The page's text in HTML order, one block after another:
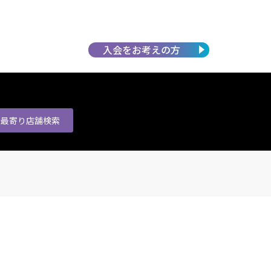
入会をお考えの方
最寄り店舗検索